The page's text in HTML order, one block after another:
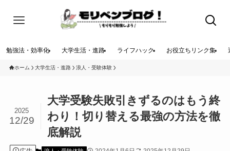
勉強法・効率化 大学生活・進路 ライフハック お役立ちリンク集
ホーム 大学生活・進路 浪人・受験体験
大学受験失敗引きずるのはもう終
わり！切り替える最強の方法を徹
底解説
2025
12/29